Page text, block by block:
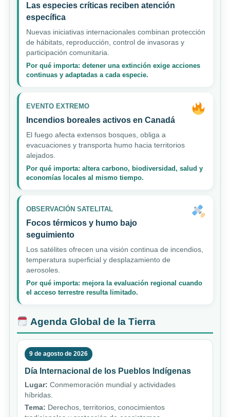
Las especies críticas reciben atención
específica
Nuevas iniciativas internacionales combinan protección
de hábitats, reproducción, control de invasoras y
participación comunitaria.
Por qué importa: detener una extinción exige acciones
continuas y adaptadas a cada especie.
EVENTO EXTREMO
Incendios boreales activos en Canadá
El fuego afecta extensos bosques, obliga a
evacuaciones y transporta humo hacia territorios
alejados.
Por qué importa: altera carbono, biodiversidad, salud y
economías locales al mismo tiempo.
OBSERVACIÓN SATELITAL
Focos térmicos y humo bajo
seguimiento
Los satélites ofrecen una visión continua de incendios,
temperatura superficial y desplazamiento de
aerosoles.
Por qué importa: mejora la evaluación regional cuando
el acceso terrestre resulta limitado.
Agenda Global de la Tierra
9 de agosto de 2026
Día Internacional de los Pueblos Indígenas
Lugar: Conmemoración mundial y actividades
híbridas.
Tema: Derechos, territorios, conocimientos